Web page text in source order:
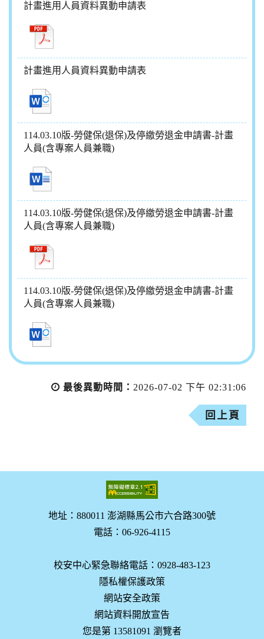
計畫進用人員資料異動申請表
計畫進用人員資料異動申請表
114.03.10版-勞健保(退保)及停繳勞退金申請書-計畫
人員(含專案人員兼職)
114.03.10版-勞健保(退保)及停繳勞退金申請書-計畫
人員(含專案人員兼職)
114.03.10版-勞健保(退保)及停繳勞退金申請書-計畫
人員(含專案人員兼職)
最後異動時間： 2026-07-02 下午 02:31:06
回上頁
地址：880011 澎湖縣馬公市六合路300號
電話：06-926-4115
校安中心緊急聯絡電話：0928-483-123
隱私權保護政策
網站安全政策
網站資料開放宣告
您是第 13581091 瀏覽者